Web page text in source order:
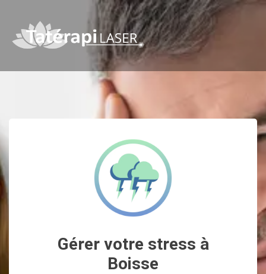
Gérer votre stress à
Boisse